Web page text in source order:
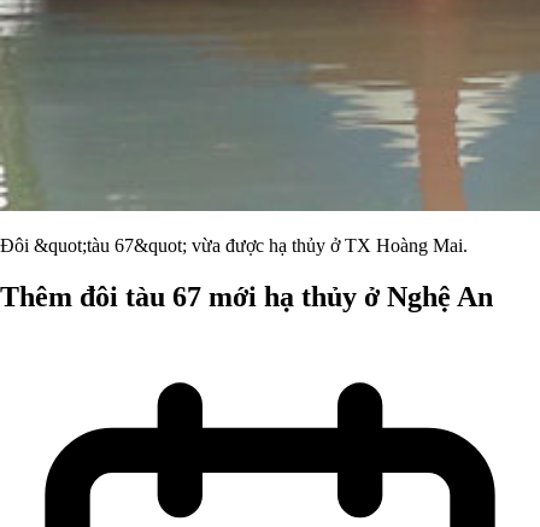
Đôi &quot;tàu 67&quot; vừa được hạ thủy ở TX Hoàng Mai.
Thêm đôi tàu 67 mới hạ thủy ở Nghệ An